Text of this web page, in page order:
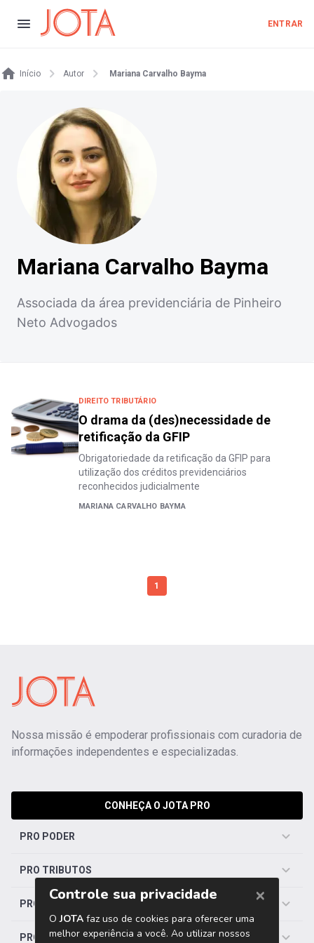
ENTRAR
Início Autor Mariana Carvalho Bayma
Mariana Carvalho Bayma
Associada da área previdenciária de Pinheiro
Neto Advogados
DIREITO TRIBUTÁRIO
O drama da (des)necessidade de
retificação da GFIP
Obrigatoriedade da retificação da GFIP para
utilização dos créditos previdenciários
reconhecidos judicialmente
MARIANA CARVALHO BAYMA
1
Nossa missão é empoderar profissionais com curadoria de
informações independentes e especializadas.
CONHEÇA O JOTA PRO
PRO PODER
PRO TRIBUTOS
PRO TRABALHISTA
PRO SAÚDE